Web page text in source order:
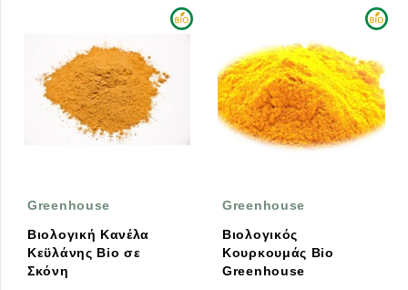
Greenhouse
Βιολογική Κανέλα
Κεϋλάνης Bio σε
Σκόνη
Greenhouse
Βιολογικός
Κουρκουμάς Bio
Greenhouse